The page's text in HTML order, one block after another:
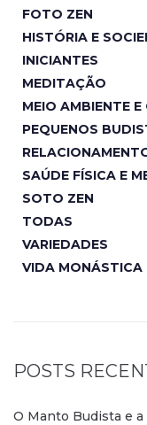
FOTO ZEN
HISTÓRIA E
INICIANTES
MEDITAÇÃO
MEIO AMBIENTE E
PEQUENOS
SAÚDE FÍSICA E
SOTO ZEN
TODAS
VARIEDADES
VIDA MONÁSTICA
POSTS
O Manto Budista e